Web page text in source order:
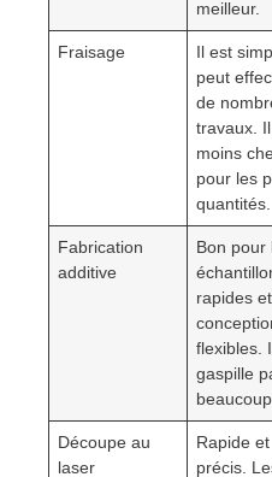
meilleur.
Fraisage
Il est
peut
de
travaux.
moins
pour les
quantités.
Fabrication
additive
Bon pour
rapides
flexibles.
gaspille
beaucoup.
Découpe au
laser
Rapide et
précis.